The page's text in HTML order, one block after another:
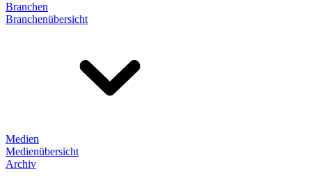
Branchen
Branchenübersicht
Medien
Medienübersicht
Archiv